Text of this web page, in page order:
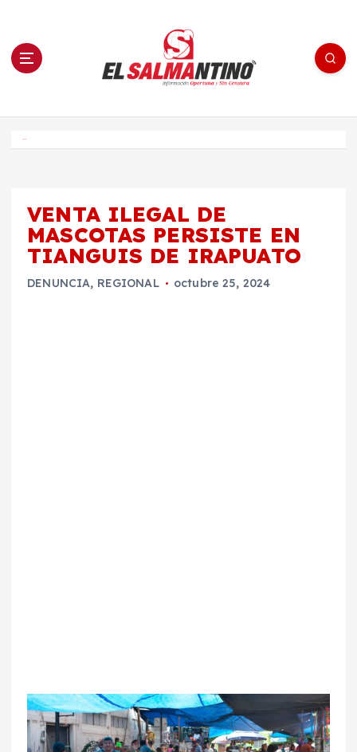
n El Salmantino - medios/noticias/editorial
VENTA ILEGAL DE
MASCOTAS PERSISTE EN
TIANGUIS DE IRAPUATO
DENUNCIA, REGIONAL octubre 25, 2024